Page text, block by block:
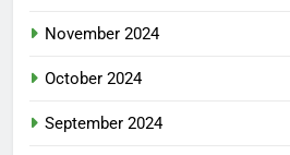
November 2024
October 2024
September 2024